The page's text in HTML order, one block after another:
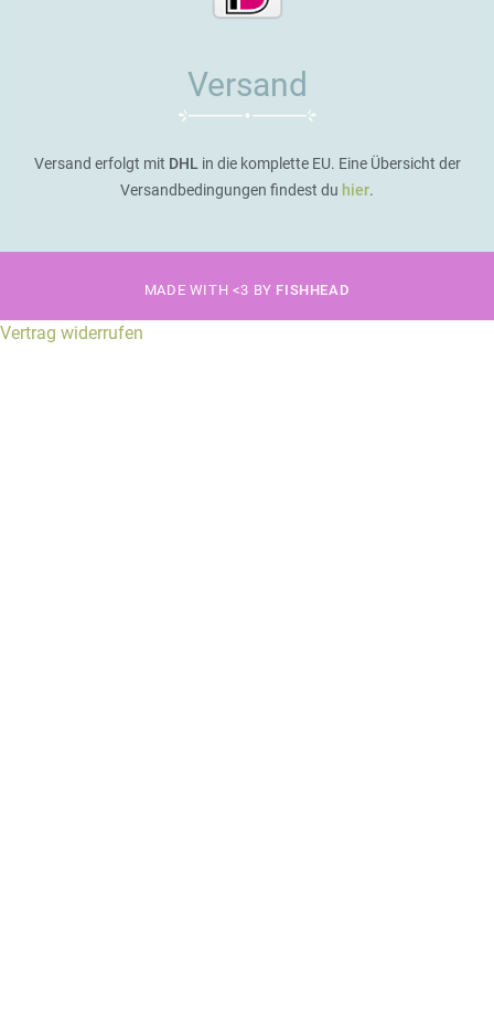
Versand
Versand erfolgt mit DHL in die komplette EU. Eine Übersicht der
Versandbedingungen findest du hier.
MADE WITH <3 BY FISHHEAD
Vertrag widerrufen